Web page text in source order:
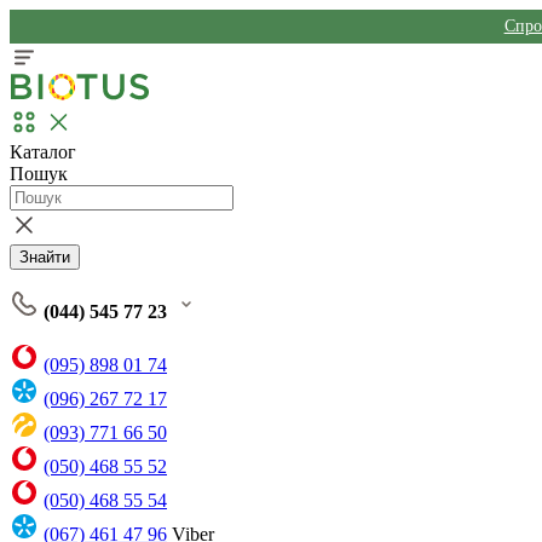
Каталог
Пошук
Знайти
(044) 545 77 23
(095) 898 01 74
(096) 267 72 17
(093) 771 66 50
(050) 468 55 52
(050) 468 55 54
(067) 461 47 96 Viber